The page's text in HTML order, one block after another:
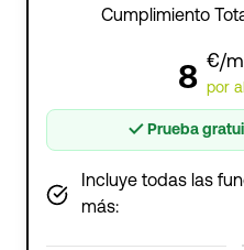
Cumplimiento
8
€/
por
✓ Prueba
Incluye todas las
más: